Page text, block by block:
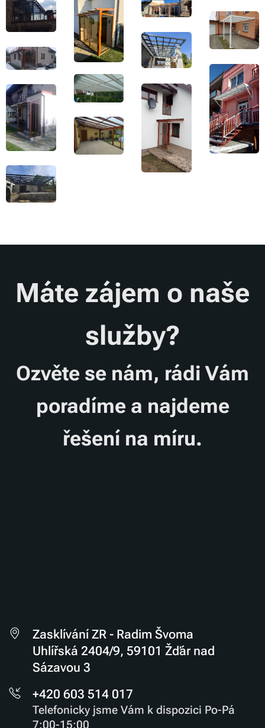
Máte zájem o naše
služby?
Ozvěte se nám, rádi Vám
poradíme a najdeme
řešení na míru.
Zasklívání ZR - Radim Švoma
Uhlířská 2404/9, 59101 Žďár nad
Sázavou 3
+420 603 514 017
Telefonicky jsme Vám k dispozici Po-Pá
7:00-15:00